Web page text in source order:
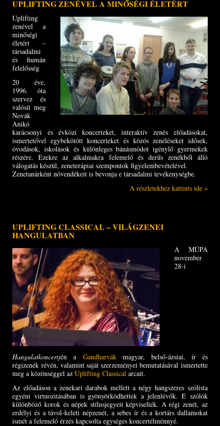
UPLIFTING ZENÉVEL A MINŐSÉGI ÉLETÉRT
Uplifting
zenével a
minőségi
életért –
társadalmi
és humán
felelősség
20 éve,
1996. óta
szervez és
valósít meg
Novák
Anikó
karácsonyi és évközi koncerteket, interaktív zenés előadásokat,
ismertetővel egybekötött koncerteket és közös zenéléseket idősek,
óvodások, iskolások és különleges bánásmódot igénylő gyermekek
részére. Ezekre az alkalmakra felemelő és derűs zenékből álló
válogatás készül, zeneterápiai szempontok figyelembevételével.
Zenetanárként növendékeit is bevonja e társadalmi tevékenységbe.
A részletekhez kattints ide »
UPLIFTING CLASSICAL – VILÁGZENEI
HANGULATBAN
A MÜPA
november
28-i
Hangulatkoncertjén a Gandharvákmagyar, belső-ázsiai, ír és
régizenék révén, valamint saját szerzeményei bemuta­tásával ismertette
meg a közönséggel azUplifting Classical arcait.
Az előadáson a zenekari darabok mellett a négy hangszeres szólista
egyéni virtuozitásában is gyönyörködhettek a jelenlévők. E szólók
különböző korok és népek stílusjegyeit képviselték. A régi zenét, az
erdélyi és a távol-keleti népzenét, a sebes ír és a kortárs dallamokat
ismét a felemelő érzés kapcsolta egységes koncertélménnyé.